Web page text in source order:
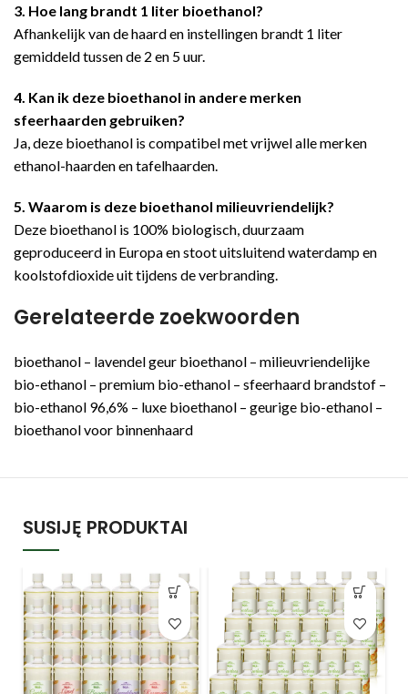
3. Hoe lang brandt 1 liter bioethanol?
Afhankelijk van de haard en instellingen brandt 1 liter
gemiddeld tussen de 2 en 5 uur.
4. Kan ik deze bioethanol in andere merken
sfeerhaarden gebruiken?
Ja, deze bioethanol is compatibel met vrijwel alle merken
ethanol-haarden en tafelhaarden.
5. Waarom is deze bioethanol milieuvriendelijk?
Deze bioethanol is 100% biologisch, duurzaam
geproduceerd in Europa en stoot uitsluitend waterdamp en
koolstofdioxide uit tijdens de verbranding.
Gerelateerde zoekwoorden
bioethanol – lavendel geur bioethanol – milieuvriendelijke
bio-ethanol – premium bio-ethanol – sfeerhaard brandstof –
bio-ethanol 96,6% – luxe bioethanol – geurige bio-ethanol –
bioethanol voor binnenhaard
SUSIJĘ PRODUKTAI